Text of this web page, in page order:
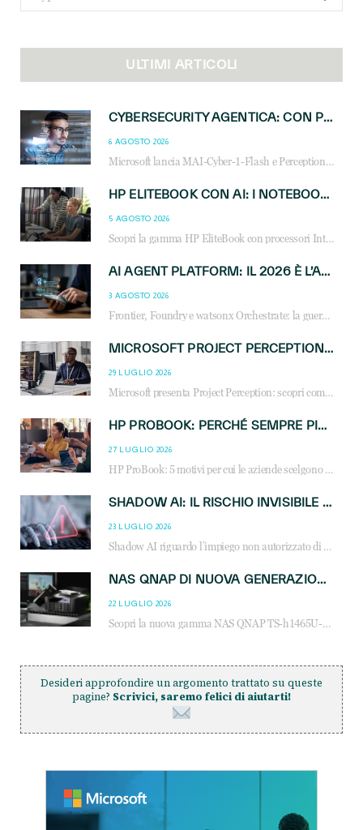
for:
ULTIMI ARTICOLI
CYBERSECURITY AGENTICA: CON PERCEPTION E MAI-CYBER-1-FLASH MICROSOFT APRE NUOVI SERVIZI PER IL CANALE
6 AGOSTO 2026
Microsoft lancia MAI-Cyber-1-Flash e Perception: cybersecurity agentica in preview dal 3 novembre. Cosa cambia per MSP, system integrator e reseller.
HP ELITEBOOK CON AI: I NOTEBOOK BUSINESS INTELLIGENTI CHE TRASFORMANO PRODUTTIVITÀ, SICUREZZA E LAVORO IBRIDO
5 AGOSTO 2026
Scopri la gamma HP EliteBook con processori Intel® Core™ Ultra e AMD Ryzen™ AI. Notebook business progettati per aumentare la produttività, migliorare la collaborazione e garantire sicurezza avanzata in ufficio e in mobilità.
AI AGENT PLATFORM: IL 2026 È L’ANNO DEL «SISTEMA OPERATIVO» PER GLI AGENTI AZIENDALI
3 AGOSTO 2026
Frontier, Foundry e watsonx Orchestrate: la guerra delle piattaforme AI agent ridisegna il mercato IT. Cosa cambia per reseller, MSP e system integrator.
MICROSOFT PROJECT PERCEPTION: COME GLI AGENTI AI CAMBIERANNO SOC, CYBERSECURITY E SERVIZI MSP
29 LUGLIO 2026
Microsoft presenta Project Perception: scopri come gli agenti AI possono trasformare cybersecurity, SOC e servizi gestiti degli MSP.
HP PROBOOK: PERCHÉ SEMPRE PIÙ AZIENDE SCELGONO NOTEBOOK PROGETTATI PER IL LAVORO MODERNO
27 LUGLIO 2026
HP ProBook: 5 motivi per cui le aziende scelgono i notebook business HP per migliorare produttività, sicurezza e gestione dell’AI.
SHADOW AI: IL RISCHIO INVISIBILE CHE LE AZIENDE POSSONO GOVERNARE
23 LUGLIO 2026
Shadow AI riguardo l’impiego non autorizzato di sistemi AI all’interno dell’azienda. E’ una pratica che si diffonde a partire dai dipendenti fino ai dirigenti e mette a repentaglio la cybersecurity, con costi più elevati per le organizzazioni. Due recenti report illustrano il fenomeno e forniscono dati in merito
NAS QNAP DI NUOVA GENERAZIONE: PIÙ PRESTAZIONI, SCALABILITÀ E PROTEZIONE DEI DATI PER LE INFRASTRUTTURE IT MODERNE
22 LUGLIO 2026
Scopri la nuova gamma NAS QNAP TS-h1465U-RP, TS-h1065eU e TS-h665U: storage aziendale con ZFS, DDR5, E1.S NVMe e connettività 2.5GbE per backup, virtualizzazione e cybersecurity.
Desideri approfondire un argomento trattato su queste
pagine? Scrivici, saremo felici di aiutarti!